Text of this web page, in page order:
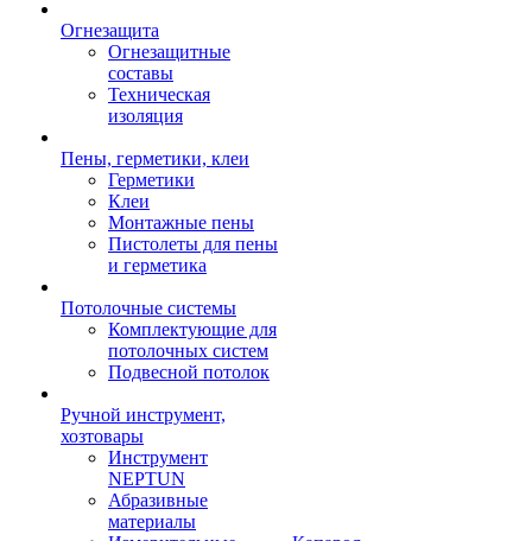
Огнезащита
Огнезащитные
составы
Техническая
изоляция
Пены, герметики, клеи
Герметики
Клеи
Монтажные пены
Пистолеты для пены
и герметика
Потолочные системы
Комплектующие для
потолочных систем
Подвесной потолок
Ручной инструмент,
хозтовары
Инструмент
NEPTUN
Абразивные
материалы